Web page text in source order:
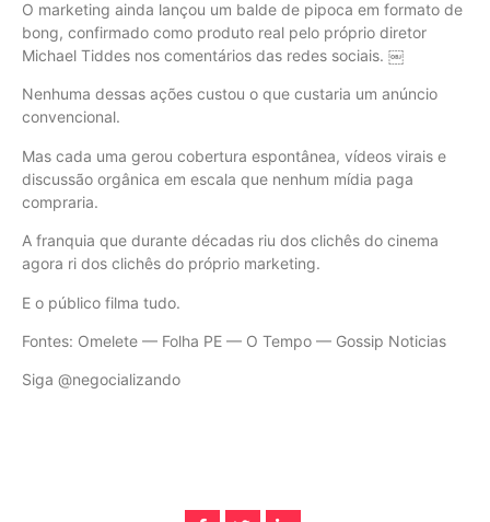
O marketing ainda lançou um balde de pipoca em formato de
bong, confirmado como produto real pelo próprio diretor
Michael Tiddes nos comentários das redes sociais. ￼
Nenhuma dessas ações custou o que custaria um anúncio
convencional.
Mas cada uma gerou cobertura espontânea, vídeos virais e
discussão orgânica em escala que nenhum mídia paga
compraria.
A franquia que durante décadas riu dos clichês do cinema
agora ri dos clichês do próprio marketing.
E o público filma tudo.
Fontes: Omelete — Folha PE — O Tempo — Gossip Noticias
Siga @negocializando